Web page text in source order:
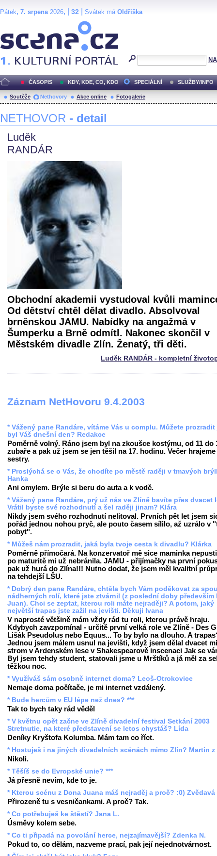
Pátek, 7. srpena2026, | 32 Svátek má Oldřiška
ČASOPIS KDY, KDE, CO, KDO SPECIÁLNÍ SLUŽBY/INFO
Soutěže Nethovory Akce online Fotogalerie
NETHOVOR - detail
Luděk
RANDÁR
Obchodní akademii vystudoval kvůli
Od dětství chtěl dělat divadlo. Absolvoval
brněnskou JAMU. Nabídky na angažmá v
Šumperku a Brně odmítl. Nakonec skončil v
Městském divadle Zlín. Ženatý, tři děti.
Luděk RANDÁR - kompletní
Záznam NetHovoru 9.4.2003
* Vážený pane Randáre, vítáme Vás u complu. Můžete prozradit
byl Váš dnešní den? Redakce
Poměrně volný. Ráno jsem byl na zkoušce kostýmu, od 11 do
zubaře a pak už jsem se jen těšil na 17. hodinu. Večer
sestry.
* Proslýchá se o Vás, že chodíte po městě raději v tmavých
Hanka
Ani omylem. Brýle si beru do auta a k vodě.
* Vážený pane Randáre, prý už nás ve Zlíně bavíte přes dvacet
Vrátil byste své rozhodnutí a šel raději jinam? Klára
Nikdy jsem svého rozhodnutí nelitoval. Prvních pět let jsem
pořád jednou nohou pryč, ale pouto časem sílilo, až uzrálo v
pobyt".
* Můžeš nám prozradit, jaká byla tvoje cesta k divadlu? Klárka
Poměrně přímočará. Na konzervatoř mě sice maminka
po maturitě mi už nebránila. JAMU - přijímačky na první
pak už hurá do Zlína!!! Nutno dodat, že jsem měl kvalitní
na tehdejší LŠU.
* Dobrý den pane Randáre, chtěla bych Vám poděkovat za
nádherných rolí, které jste ztvárnil (z poslední doby především
Juan). Chci se zeptat, kterou roli máte nejraději? A potom, jaký
největší trapas jste zažil na jevišti. Děkuji Ivana
V naprosté většině mám vždy rád tu roli, kterou právě hraju.
Kdybych zavzpomínal - určitě první velká role ve Zlíně - Des
Lišák Pseudolus nebo Equus... To by bylo na dlouho. A
Jednou jsem málem usnul na jevišti, když jsem dělal dvacet
strom v Ardenském lese v Shakespearově inscenaci Jak se
Byl jsem tehdy student, statovali jsme u Mrštíků a já měl za
těžkou noc.
* Využíváš sám osobně internet doma? Leoš-Otrokovice
Nemaje doma počítače, je mi internet vzdálený.
* Bude hercům v EU lépe než dnes? ***
Tak to bych taky rád věděl
* V květnu opět začne ve Zlíně divadelní festival Setkání 2003
Stretnutie, na které představení se letos chystáš? Lída
Deníky Kryštofa Kolumba. Mám tam co říct.
* Hostuješ i na jiných divadelních scénách mimo Zlín? Martin z
Nikoli.
* Těšíš se do Evropské unie? ***
Já přesně nevím, kde to je.
* Kterou scénu z Dona Juana máš nejraděj a proč? :0) Zvědavá
Přirozeně tu s vesničankami. A proč? Tak.
* Co potřebuješ ke štěstí? Jana L.
Úsměvy kolem sebe.
* Co ti připadá na povolání herce, nejzajímavější? Zdenka N.
Pokud to, co dělám, nazveme prací, pak její nejednotvárnost.